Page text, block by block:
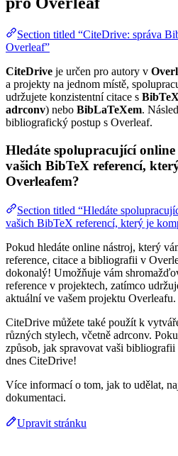
Section titled “CiteDrive: správa
Overleaf”
CiteDrive je určen pro autory v
a projekty na jednom místě,
udržujete konzistentní citace s
adrconv) nebo BibLaTeXem.
bibliografický postup s Overleaf.
Hledáte spolupracující
vašich BibTeX referencí,
Overleafem?
Section titled “Hledáte
vašich BibTeX referencí, který je
Pokud hledáte online nástroj, který
reference, citace a bibliografii v
dokonalý! Umožňuje vám
reference v projektech, zatímco
aktuální ve vašem projektu Overleafu.
CiteDrive můžete také použít k
různých stylech, včetně adrconv.
způsob, jak spravovat vaši
dnes CiteDrive!
Více informací o tom, jak to udělat,
dokumentaci.
Upravit stránku